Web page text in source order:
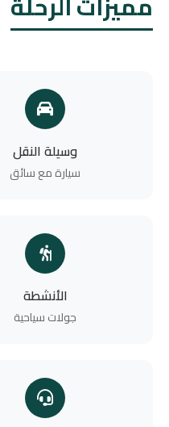
وسيلة النقل
سيارة مع سائق
الأنشطة
جولات سياحية